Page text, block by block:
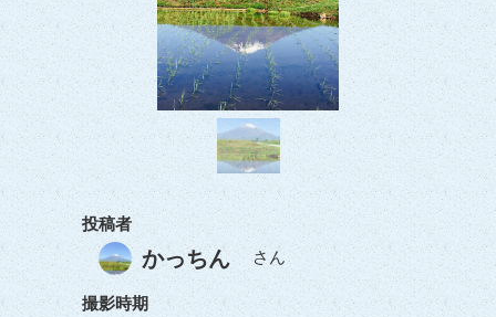
投稿者
かっちん さん
撮影時期